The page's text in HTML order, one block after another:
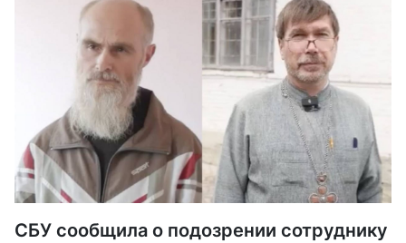
СБУ сообщила о подозрении сотруднику